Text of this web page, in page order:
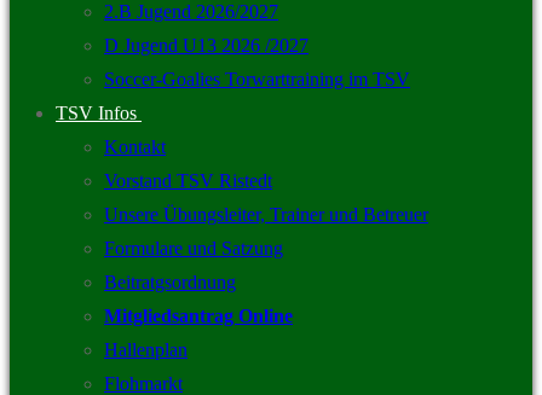
2.B Jugend 2026/2027
D Jugend U13 2026 /2027
Soccer-Goalies Torwarttraining im TSV
TSV Infos
Kontakt
Vorstand TSV Ristedt
Unsere Übungsleiter, Trainer und Betreuer
Formulare und Satzung
Beitratgsordnung
Mitgliedsantrag Online
Hallenplan
Flohmarkt